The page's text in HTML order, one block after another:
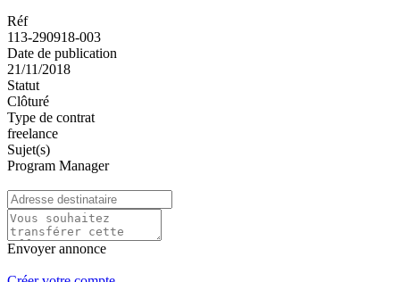
Réf
113-290918-003
Date de publication
21/11/2018
Statut
Clôturé
Type de contrat
freelance
Sujet(s)
Program Manager
Envoyer annonce